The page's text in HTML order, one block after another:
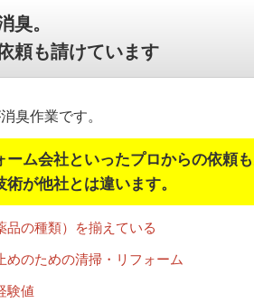
臭。
頼も請けています
臭作業です。
ム会社といったプロからの依頼
が他社とは違います。
品の種類）を揃えている
のための清掃・リフォーム
験値